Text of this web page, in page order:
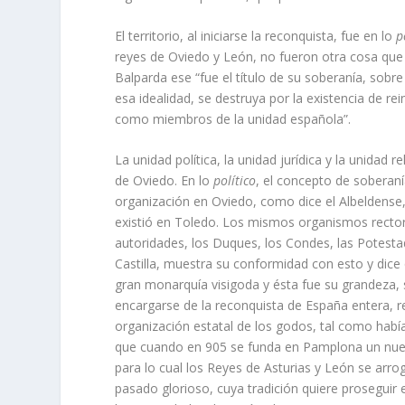
El territorio, al iniciarse la reconquista, fue en lo
reyes de Oviedo y León, no fueron otra cosa
Balparda ese “fue el título de su soberanía,
esa idealidad, se destruya por la existencia de
como miembros de la unidad española”.
La unidad política, la unidad jurídica y la unidad
de Oviedo. En lo político, el concepto de
organización en Oviedo, como dice el
existió en Toledo. Los mismos organismos
autoridades, los Duques, los Condes, las
Castilla, muestra su conformidad con esto y
gran monarquía visigoda y ésta fue su
encargarse de la reconquista de España
organización estatal de los godos, tal como
que cuando en 905 se funda en Pamplona un
para lo cual los Reyes de Asturias y León se
pasado glorioso, cuya tradición quiere